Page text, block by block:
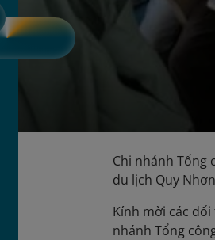
Chi nhánh Tổng
du lịch Quy
Kính mời các
nhánh Tổng